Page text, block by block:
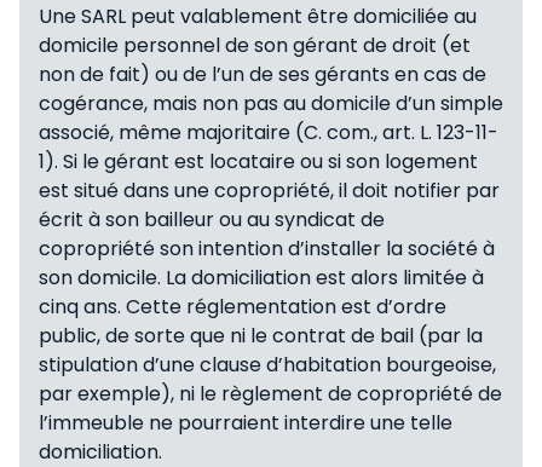
Une SARL peut valablement être domiciliée au
domicile personnel de son gérant de droit (et
non de fait) ou de l’un de ses gérants en cas de
cogérance, mais non pas au domicile d’un simple
associé, même majoritaire (C. com., art. L. 123-11-
1). Si le gérant est locataire ou si son logement
est situé dans une copropriété, il doit notifier par
écrit à son bailleur ou au syndicat de
copropriété son intention d’installer la société à
son domicile. La domiciliation est alors limitée à
cinq ans. Cette réglementation est d’ordre
public, de sorte que ni le contrat de bail (par la
stipulation d’une clause d’habitation bourgeoise,
par exemple), ni le règlement de copropriété de
l’immeuble ne pourraient interdire une telle
domiciliation.